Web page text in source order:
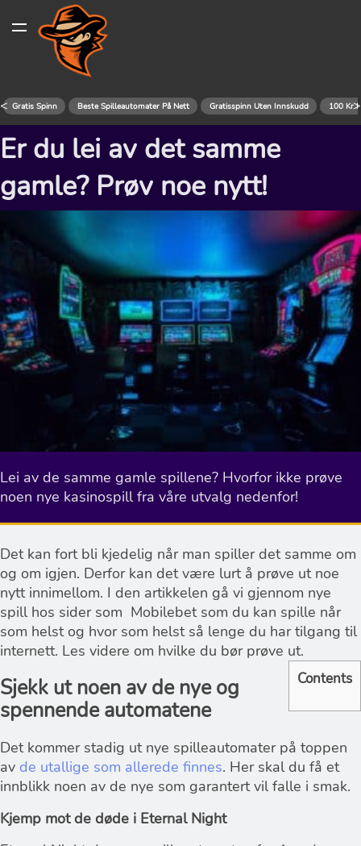
< >
Gratis Spinn Beste Spilleautomater På Nett Gratisspinn Uten Innskudd 100 Kr
Er du lei av det samme
gamle? Prøv noe nytt!
Lei av de samme gamle spillene? Hvorfor ikke prøve
noen nye kasinospill fra våre utvalg nedenfor!
Det kan fort bli kjedelig når man spiller det samme om
og om igjen. Derfor kan det være lurt å prøve ut noe
nytt innimellom. I den artikkelen gå vi gjennom nye
spill hos sider som Mobilebet som du kan spille når
som helst og hvor som helst så lenge du har tilgang til
internett. Les videre om hvilke du bør prøve ut.
Contents
Sjekk ut noen av de nye og
spennende automatene
Det kommer stadig ut nye spilleautomater på toppen
av de utallige som allerede finnes. Her skal du få et
innblikk noen av de nye som garantert vil falle i smak.
Kjemp mot de døde i Eternal Night